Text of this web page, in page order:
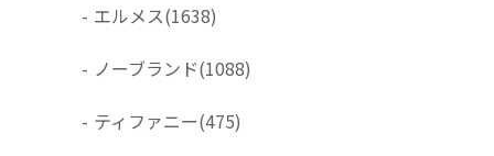
- エルメス(1638)
- ノーブランド(1088)
- ティファニー(475)